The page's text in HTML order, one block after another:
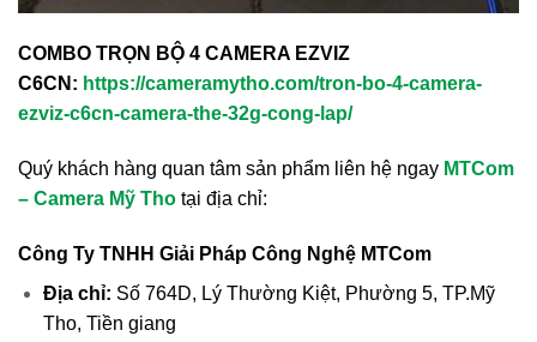
COMBO TRỌN BỘ 4 CAMERA EZVIZ
C6CN: https://cameramytho.com/tron-bo-4-camera-
ezviz-c6cn-camera-the-32g-cong-lap/
Quý khách hàng quan tâm sản phẩm liên hệ ngay MTCom
– Camera Mỹ Tho tại địa chỉ:
Công Ty TNHH Giải Pháp Công Nghệ MTCom
Địa chỉ: Số 764D, Lý Thường Kiệt, Phường 5, TP.Mỹ
Tho, Tiền giang